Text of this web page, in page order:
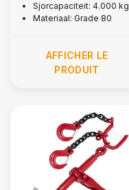
Sjorcapaciteit: 4.000 kg
Materiaal: Grade 80
AFFICHER LE
PRODUIT